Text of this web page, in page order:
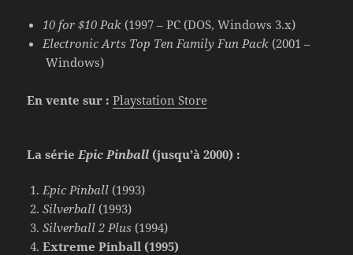
10 for $10 Pak (1997 – PC (DOS, Windows 3.x)
Electronic Arts Top Ten Family Fun Pack (2001 –
Windows)
En vente sur : Playstation Store
La série Epic Pinball (jusqu’à 2000) :
Epic Pinball (1993)
Silverball (1993)
Silverball 2 Plus (1994)
Extreme Pinball (1995)